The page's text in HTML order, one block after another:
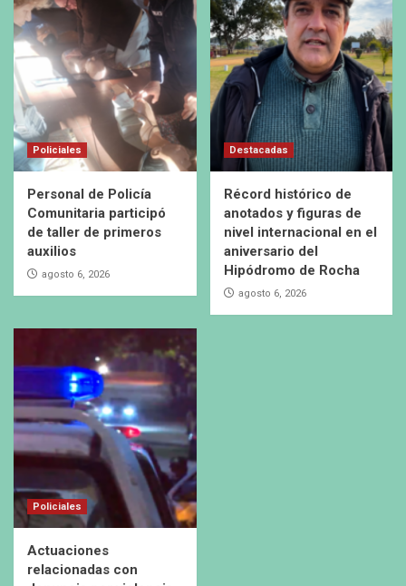
Policiales
Personal de Policía
Comunitaria participó
de taller de primeros
auxilios
agosto 6, 2026
Destacadas
Récord histórico de
anotados y figuras de
nivel internacional en el
aniversario del
Hipódromo de Rocha
agosto 6, 2026
Policiales
Actuaciones
relacionadas con